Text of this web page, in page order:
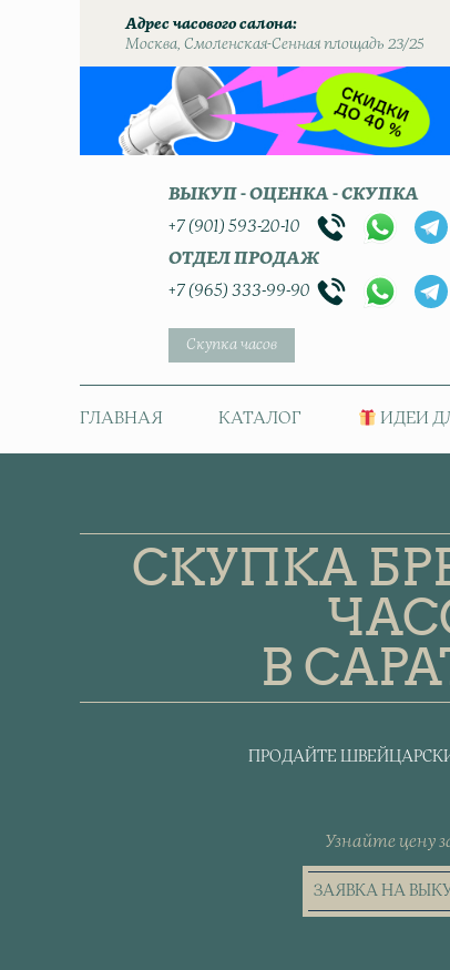
Адрес часового салона
Москва, Смоленская-Сенная площадь 23/25
ВЫКУП - ОЦЕНКА - СКУПКА
+7 (901) 593-20-10
ОТДЕЛ ПРОДАЖ
+7 (965) 333-99-90
Скупка часов
ГЛАВНАЯ КАТАЛОГ ИДЕИ
СКУПКА
В
ПРОДАЙТЕ
Узнайте цену
ЗАЯВКА НА